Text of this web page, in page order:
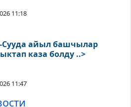
11:18
Сууда айыл башчылар
каза болду ..>
11:47